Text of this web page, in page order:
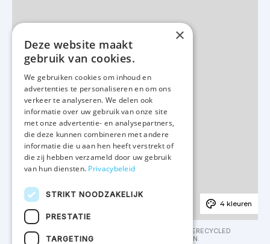
4 kleuren
80% BIOLOGISCH KATOEN / 20% POST-CONSUMER GERECYCLED
POLYESTER. GEMAAKT IN PORTUGAL. GEKAMD KATOEN.
×
Deze website maakt
gebruik van cookies.
We gebruiken cookies om inhoud en
advertenties te personaliseren en om ons
verkeer te analyseren. We delen ook
informatie over uw gebruik van onze site
met onze advertentie- en analysepartners,
die deze kunnen combineren met andere
informatie die u aan hen heeft verstrekt of
die zij hebben verzameld door uw gebruik
van hun diensten. Privacybeleid
STRIKT NOODZAKELIJK
PRESTATIE
TARGETING